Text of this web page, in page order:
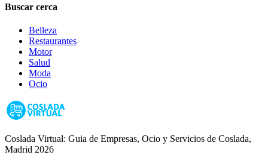
Buscar cerca
Belleza
Restaurantes
Motor
Salud
Moda
Ocio
Coslada Virtual: Guia de Empresas, Ocio y Servicios de Coslada,
Madrid 2026